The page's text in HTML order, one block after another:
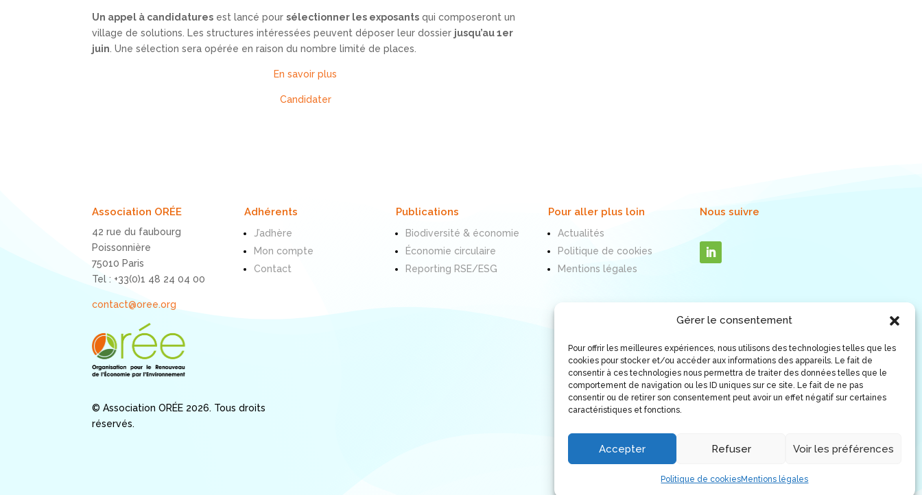
Gérer le consentement
Pour offrir les meilleures expériences, nous utilisons des technologies telles que les
cookies pour stocker et/ou accéder aux informations des appareils. Le fait de
consentir à ces technologies nous permettra de traiter des données telles que le
comportement de navigation ou les ID uniques sur ce site. Le fait de ne pas
consentir ou de retirer son consentement peut avoir un effet négatif sur certaines
caractéristiques et fonctions.
Accepter Refuser Voir les préférences
Politique de cookiesMentions légales
Un appel à candidatures est lancé poursélectionner les exposants qui composeront un
village de solutions. Les structures intéressées peuvent déposer leur dossier jusqu’au 1er
juin . Une sélection sera opérée en raison du nombre limité de places.
En savoir plus
Candidater
Association ORÉE
42 rue du faubourg
Poissonnière
75010 Paris
Tel : +33(0)1 48 24 04 00
contact@oree.org
Adhérents
J’adhère
Mon compte
Contact
Publications
Biodiversité & économie
Économie circulaire
Reporting RSE/ESG
Pour aller plus loin
Actualités
Politique de cookies
Mentions légales
Nous suivre
© Association ORÉE 2026. Tous droits
réservés.